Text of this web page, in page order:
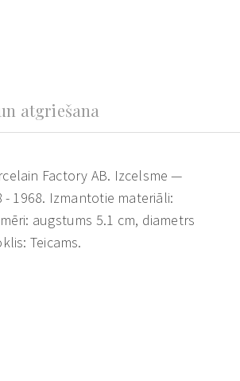
atgriešana
Factory AB. Izcelsme —
1968. Izmantotie materiāli:
augstums 5.1 cm, diametrs
Teicams.